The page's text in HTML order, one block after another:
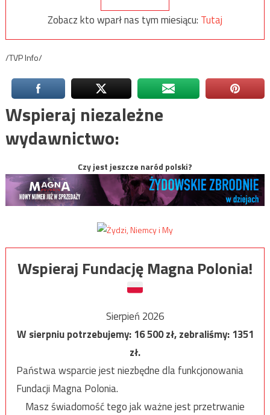
Zobacz kto wparł nas tym miesiącu: Tutaj
/TVP Info/
Wspieraj niezależne
wydawnictwo:
Czy jest jeszcze naród polski?
Wspieraj Fundację Magna Polonia!
Sierpień 2026
W sierpniu potrzebujemy:16 500zł, zebraliśmy:1351
zł.
Państwa wsparcie jest niezbędne dla funkcjonowania
Fundacji Magna Polonia.
Masz świadomość tego jak ważne jest przetrwanie